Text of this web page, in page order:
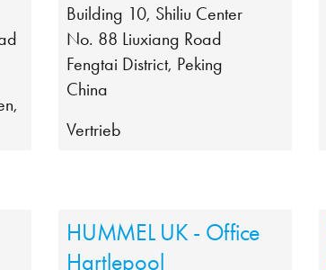
Building 10, Shiliu Center
No. 88 Liuxiang Road
Fengtai District, Peking
China
Vertrieb
HUMMEL UK - Office
Hartlepool